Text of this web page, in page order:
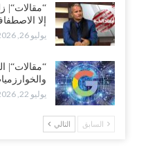
“مقالات“|
إلا
يوليو 26, 2026
“مقالات“|
يوليو 22, 2026
السابق التالي